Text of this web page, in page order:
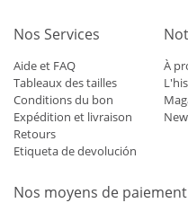
Nos Services
Aide et FAQ
Tableaux des tailles
Conditions du bon
Expédition et livraison
Retours
Etiqueta de devolución
À
Nos moyens de paiement